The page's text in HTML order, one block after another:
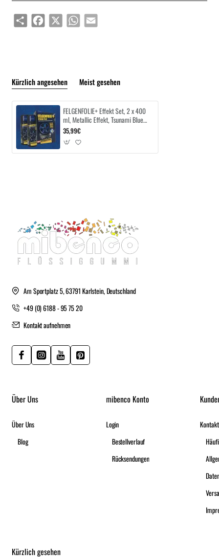
ShareFacebook
X WhatsAppEmail
Kürzlich angesehen Meist gesehen
FELGENFOLIE+ Effekt Set, 2 x 400
ml, Metallic Effekt, Tsunami Blue
Metallic Effect
35,99€
Am Sportplatz 5, 63791 Karlstein, Deutschland
+49 (0) 6188 - 95 75 20
Kontakt aufnehmen
Über Uns
Über Uns
Blog
mibenco Konto
Login
Bestellverlauf
Rücksendungen
Kontakt
Kürzlich gesehen